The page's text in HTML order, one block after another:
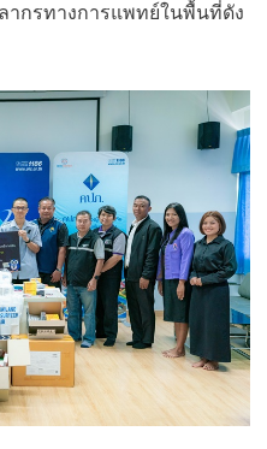
ากรทางการแพทย์ในพื้นที่ดัง